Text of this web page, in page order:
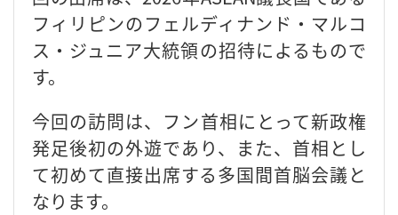
フィリピンのフェルディナンド・マルコ
ス・ジュニア大統領の招待によるもので
す。
今回の訪問は、フン首相にとって新政権
発足後初の外遊であり、また、首相とし
て初めて直接出席する多国間首脳会議と
なります。